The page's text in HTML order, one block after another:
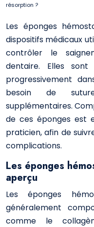
résorption ?
Les éponges
dispositifs médicaux
contrôler le
dentaire. Elles
progressivement
besoin de
supplémentaires.
de ces éponges est
praticien, afin de
complications.
Les éponges
aperçu
Les éponges
généralement
comme le